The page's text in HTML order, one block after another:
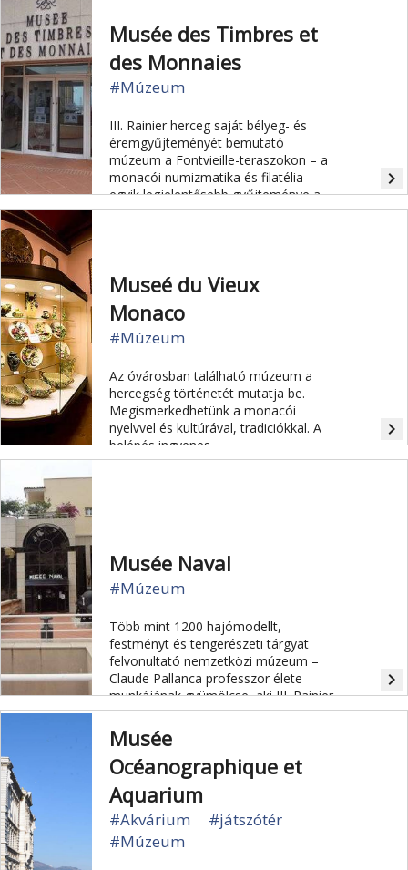
Musée des Timbres et
des Monnaies
#Múzeum
III. Rainier herceg saját bélyeg- és
éremgyűjteményét bemutató
múzeum a Fontvieille-teraszokon – a
monacói numizmatika és filatélia
egyik legjelentősebb gyűjteménye a
világon.
navigate_next
Museé du Vieux
Monaco
#Múzeum
Az óvárosban található múzeum a
hercegség történetét mutatja be.
Megismerkedhetünk a monacói
nyelvvel és kultúrával, tradiciókkal. A
belépés ingyenes.
navigate_next
Musée Naval
#Múzeum
Több mint 1200 hajómodellt,
festményt és tengerészeti tárgyat
felvonultató nemzetközi múzeum –
Claude Pallanca professzor élete
munkájának gyümölcse, aki III. Rainier
herceg segítségével alapította 1993-
ban. A múzeum jelenleg zárva van!
navigate_next
Musée
Océanographique et
Aquarium
#Akvárium
#játszótér
#Múzeum